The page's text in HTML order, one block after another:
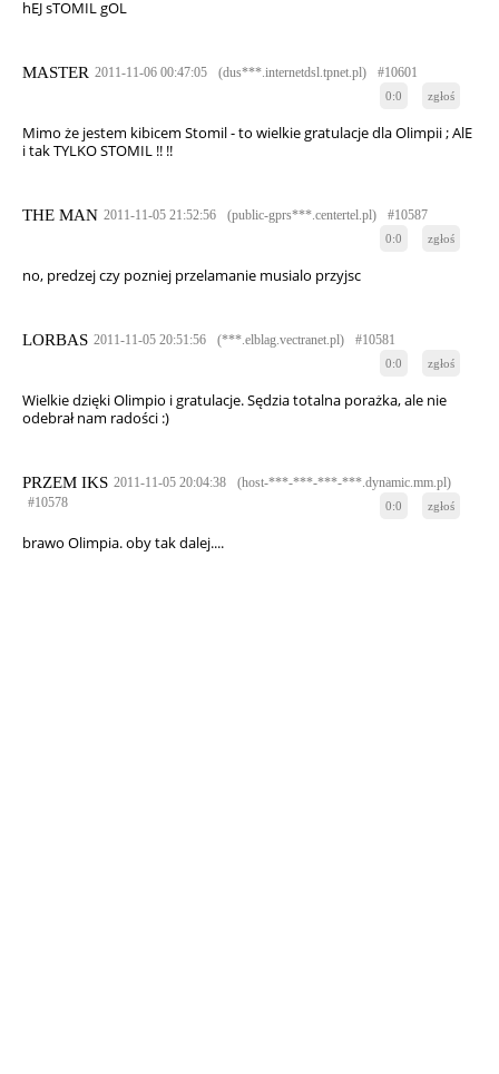
hEJ sTOMIL gOL
MASTER 2011-11-06 00:47:05 (dus***.internetdsl.tpnet.pl) #10601
0:0 zgłoś
Mimo że jestem kibicem Stomil - to wielkie gratulacje dla Olimpii ; AlE
i tak TYLKO STOMIL !! !!
THE MAN 2011-11-05 21:52:56 (public-gprs***.centertel.pl) #10587
0:0 zgłoś
no, predzej czy pozniej przelamanie musialo przyjsc
LORBAS 2011-11-05 20:51:56 (***.elblag.vectranet.pl) #10581
0:0 zgłoś
Wielkie dzięki Olimpio i gratulacje. Sędzia totalna porażka, ale nie
odebrał nam radości :)
PRZEM IKS 2011-11-05 20:04:38
(host-***-***-***-***.dynamic.mm.pl)
#10578
0:0 zgłoś
brawo Olimpia. oby tak dalej....